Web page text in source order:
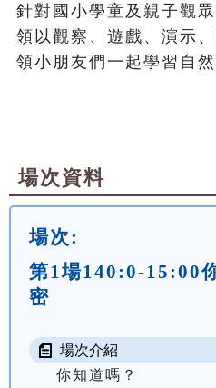
針對國小學童及親子觀
領以觀察、遊戲、演示
領小朋友們一起學習自然
場次資料
場次:
第1場140:0-15:00
密
場次介紹
你知道嗎？